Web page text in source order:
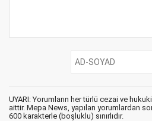
UYARI: Yorumların her türlü cezai ve
aittir. Mepa News, yapılan yorumlardan
600 karakterle (boşluklu) sınırlıdır.